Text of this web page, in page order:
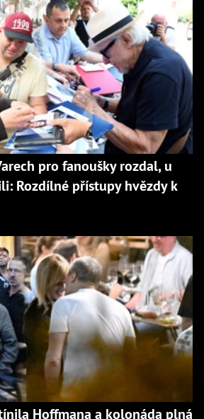
pro fanoušky rozdal, u
Rozdílné přístupy hvězdy k
Hoffmana a kolonáda plná